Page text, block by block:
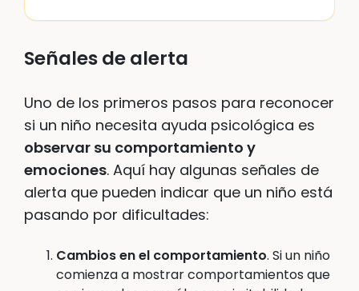
Señales de alerta
Uno de los primeros pasos para reconocer
si un niño necesita ayuda psicológica es
observar su comportamiento y
emociones. Aquí hay algunas señales de
alerta que pueden indicar que un niño está
pasando por dificultades:
Cambios en el comportamiento. Si un niño
comienza a mostrar comportamientos que